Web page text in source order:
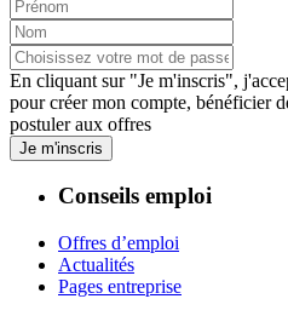
En cliquant sur "Je m'inscris",
pour créer mon compte, bénéficier
postuler aux offres
Je m'inscris
Conseils emploi
Offres d’emploi
Actualités
Pages entreprise